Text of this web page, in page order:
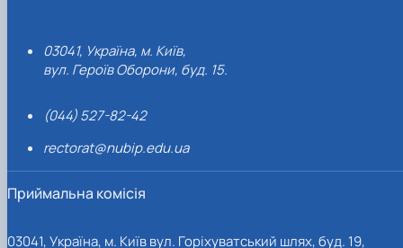
03041, Україна, м. Київ,
вул. Героїв Оборони, буд. 15.
(044) 527-82-42
rectorat@nubip.edu.ua
Приймальна комісія
03041, Україна, м. Київ вул. Горіхуватський шлях, буд. 19,